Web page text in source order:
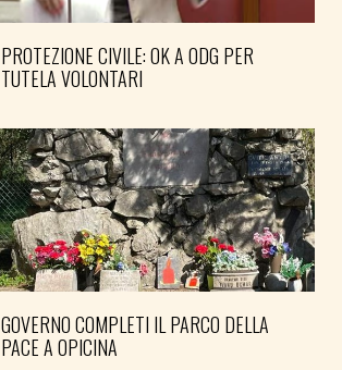
PROTEZIONE CIVILE: OK A ODG PER
TUTELA VOLONTARI
GOVERNO COMPLETI IL PARCO DELLA
PACE A OPICINA